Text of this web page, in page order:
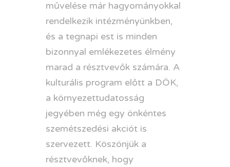
művelése már hagyományokkal
rendelkezik intézményünkben,
és a tegnapi est is minden
bizonnyal emlékezetes élmény
marad a résztvevők számára. A
kulturális program előtt a DÖK,
a környezettudatosság
jegyében még egy önkéntes
szemétszedési akciót is
szervezett. Köszönjük a
résztvevőknek, hogy